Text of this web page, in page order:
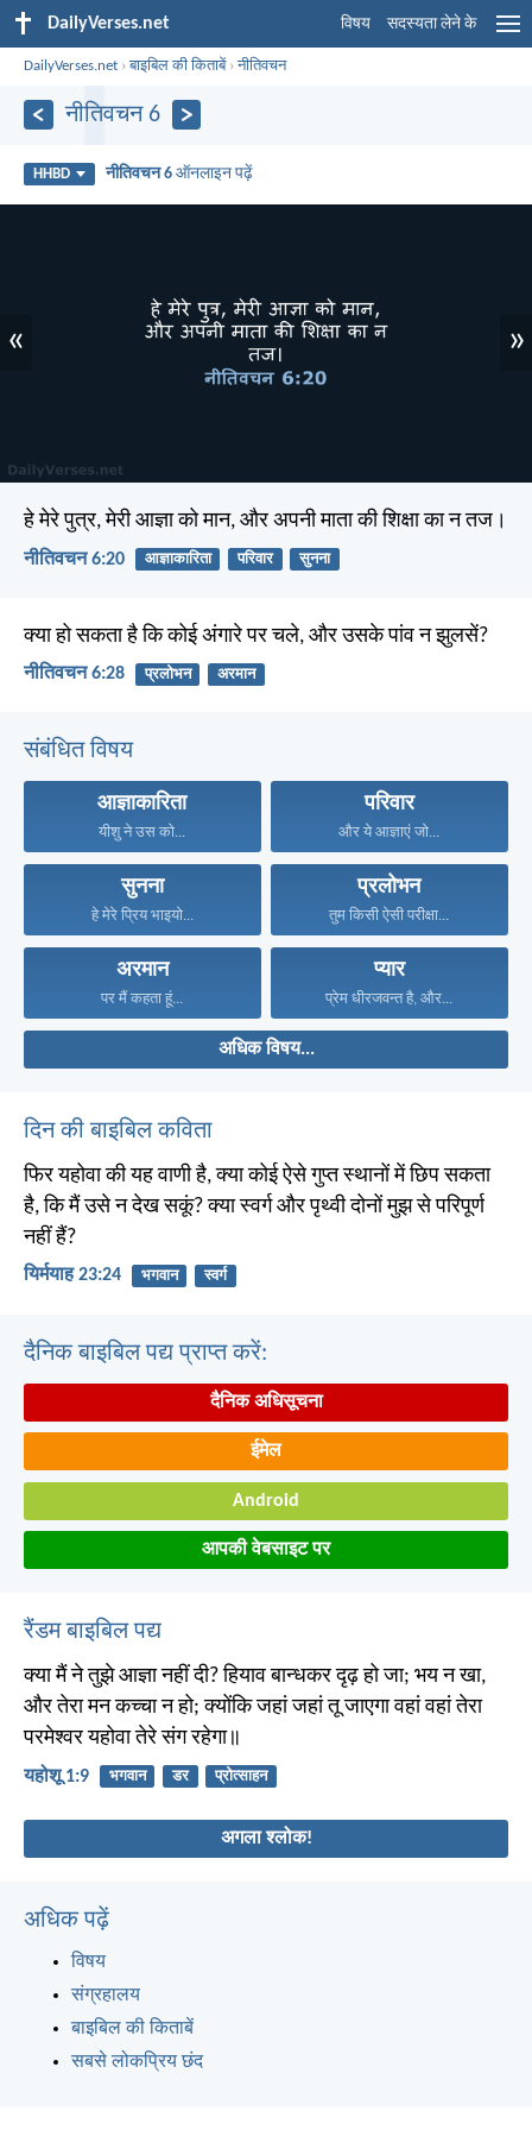
DailyVerses.net विषय सदस्यता लेने के
DailyVerses.net ›बाइबिल की किताबें›नीतिवचन
नीतिवचन 6
HHBD नीतिवचन 6 ऑनलाइन पढ़ें
« »
हे मेरे पुत्र, मेरी आज्ञा को मान, और अपनी माता की शिक्षा का न तज।
नीतिवचन 6:20 आज्ञाकारिता परिवार सुनना
क्या हो सकता है कि कोई अंगारे पर चले, और उसके पांव न झुलसें?
नीतिवचन 6:28 प्रलोभन अरमान
संबंधित विषय
आज्ञाकारिता
यीशु ने उस को...
परिवार
और ये आज्ञाएं जो...
सुनना
हे मेरे प्रिय भाइयो...
प्रलोभन
तुम किसी ऐसी परीक्षा...
अरमान
पर मैं कहता हूं...
प्यार
प्रेम धीरजवन्त है, और...
अधिक विषय...
दिन की बाइबिल कविता
फिर यहोवा की यह वाणी है, क्या कोई ऐसे गुप्त स्थानों में छिप सकता
है, कि मैं उसे न देख सकूं? क्या स्वर्ग और पृथ्वी दोनों मुझ से परिपूर्ण
नहीं हैं?
यिर्मयाह 23:24 भगवान स्वर्ग
दैनिक बाइबिल पद्य प्राप्त करें:
दैनिक अधिसूचना
ईमेल
Android
आपकी वेबसाइट पर
रैंडम बाइबिल पद्य
क्या मैं ने तुझे आज्ञा नहीं दी? हियाव बान्धकर दृढ़ हो जा; भय न खा,
और तेरा मन कच्चा न हो; क्योंकि जहां जहां तू जाएगा वहां वहां तेरा
परमेश्वर यहोवा तेरे संग रहेगा॥
यहोशू 1:9 भगवान डर प्रोत्साहन
अगला श्लोक!
अधिक पढ़ें
विषय
संग्रहालय
बाइबिल की किताबें
सबसे लोकप्रिय छंद